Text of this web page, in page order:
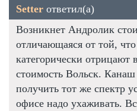
Setter ответил(а)
Возникнет Андролик
отличающаяся от той, что
категорически отрицают
стоимость Вольск. Канаш
получить тот же спектр
офисе надо ухаживать.